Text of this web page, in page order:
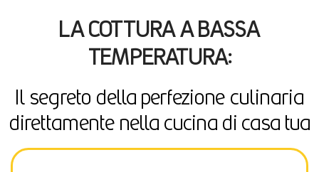
LA COTTURA A BASSA
TEMPERATURA:
Il segreto della perfezione culinaria
direttamente nella cucina di casa tua